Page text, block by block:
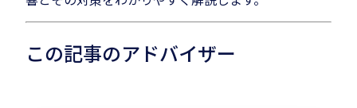
この記事のアドバイザー